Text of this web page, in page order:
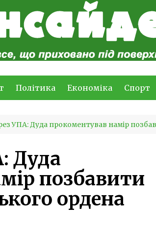
Політика Економіка Спорт
УПА: Дуда прокоментував намір
Дуда
позбавити
ордена